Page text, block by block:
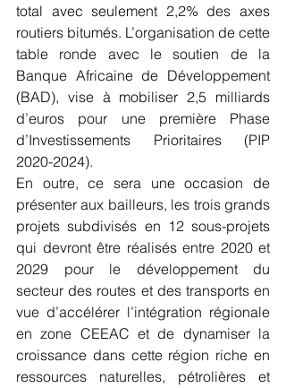
total avec seulement 2,2% des axes
routiers bitumés. L’organisation de cette
table ronde avec le soutien de la
Banque Africaine de Développement
(BAD), vise à mobiliser 2,5 milliards
d’euros pour une première Phase
d’Investissements Prioritaires (PIP
2020-2024).
En outre, ce sera une occasion de
présenter aux bailleurs, les trois grands
projets subdivisés en 12 sous-projets
qui devront être réalisés entre 2020 et
2029 pour le développement du
secteur des routes et des transports en
vue d’accélérer l’intégration régionale
en zone CEEAC et de dynamiser la
croissance dans cette région riche en
ressources naturelles, pétrolières et